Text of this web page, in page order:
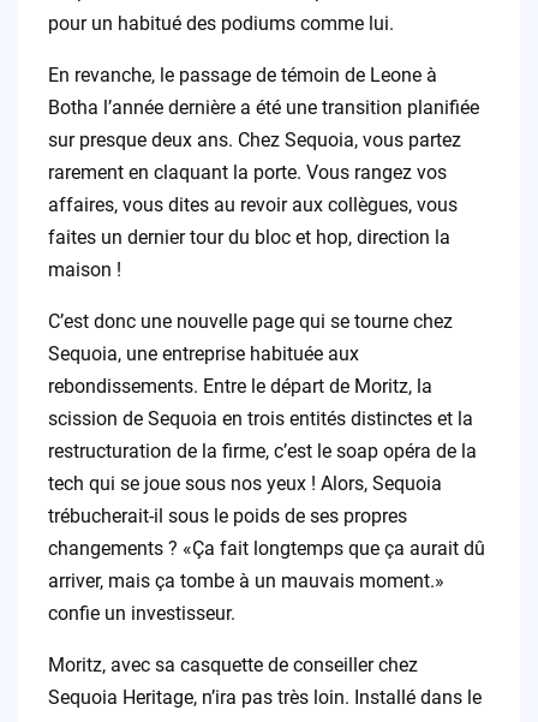
pour un habitué des podiums comme lui.
En revanche, le passage de témoin de Leone à
Botha l’année dernière a été une transition planifiée
sur presque deux ans. Chez Sequoia, vous partez
rarement en claquant la porte. Vous rangez vos
affaires, vous dites au revoir aux collègues, vous
faites un dernier tour du bloc et hop, direction la
maison !
C’est donc une nouvelle page qui se tourne chez
Sequoia, une entreprise habituée aux
rebondissements. Entre le départ de Moritz, la
scission de Sequoia en trois entités distinctes et la
restructuration de la firme, c’est le soap opéra de la
tech qui se joue sous nos yeux ! Alors, Sequoia
trébucherait-il sous le poids de ses propres
changements ? «Ça fait longtemps que ça aurait dû
arriver, mais ça tombe à un mauvais moment.»
confie un investisseur.
Moritz, avec sa casquette de conseiller chez
Sequoia Heritage, n’ira pas très loin. Installé dans le